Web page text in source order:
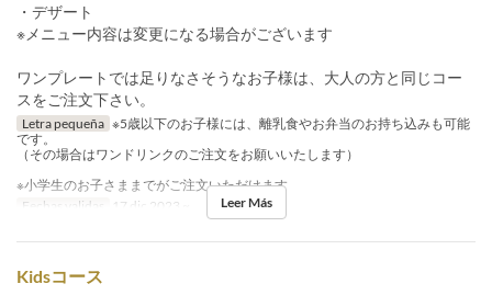
・デザート
※メニュー内容は変更になる場合がございます
ワンプレートでは足りなさそうなお子様は、大人の方と同じコー
スをご注文下さい。
Letra pequeña ※5歳以下のお子様には、離乳食やお弁当のお持ち込みも可能
です。
（その場合はワンドリンクのご注文をお願いいたします）
※小学生のお子さままでがご注文いただけます
Fechas validas
17 dic 2023 ~ Leer Más
Kidsコース